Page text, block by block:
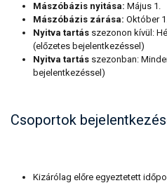
Mászóbázis nyitása: Május 1.
Mászóbázis zárása: Október
Nyitva tartás szezonon kívül:
(előzetes bejelentkezéssel)
Nyitva tartás szezonban:
bejelentkezéssel)
Csoportok
Kizárólag előre egyeztetett